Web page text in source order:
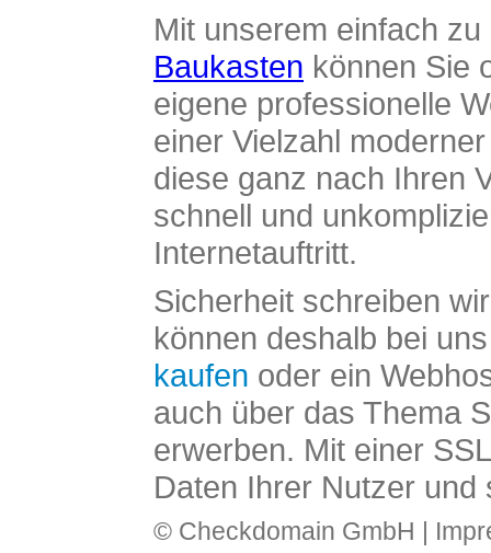
Mit unserem einfach
Baukasten können Sie
eigene professionelle
einer Vielzahl
diese ganz nach Ihren
schnell und
Internetauftritt.
Sicherheit schreiben
können deshalb bei
kaufen oder ein
auch über das Thema
erwerben. Mit einer
Daten Ihrer Nutzer und
© Checkdomain GmbH |